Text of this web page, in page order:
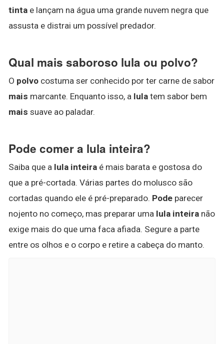
tinta e lançam na água uma grande nuvem negra que
assusta e distrai um possível predador.
Qual mais saboroso lula ou polvo?
O polvo costuma ser conhecido por ter carne de sabor
mais marcante. Enquanto isso, a lula tem sabor bem
mais suave ao paladar.
Pode comer a lula inteira?
Saiba que a lula inteira é mais barata e gostosa do
que a pré-cortada. Várias partes do molusco são
cortadas quando ele é pré-preparado. Pode parecer
nojento no começo, mas preparar uma lula inteira não
exige mais do que uma faca afiada. Segure a parte
entre os olhos e o corpo e retire a cabeça do manto.